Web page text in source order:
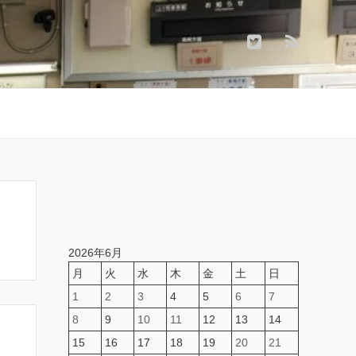
2026年6月
月
火 水 木 金 土
日
1
2 3 4 5 6
7
8
9 10 11 12 13
14
15
16 17 18 19 20 21